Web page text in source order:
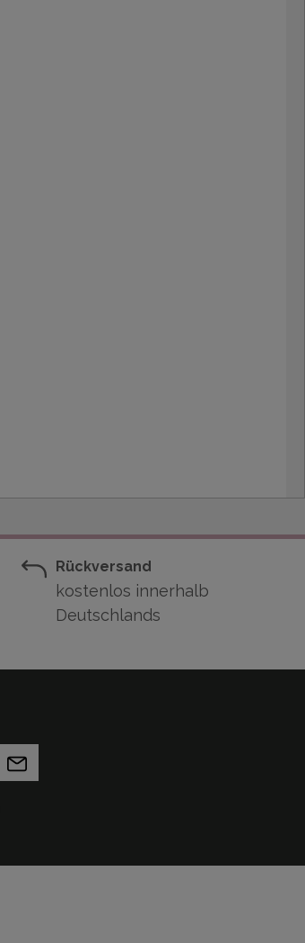
Rückversand
kostenlos innerhalb
Deutschlands